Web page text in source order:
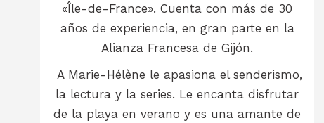
«Île-de-France». Cuenta con más de 30
años de experiencia, en gran parte en la
Alianza Francesa de Gijón.
A Marie-Hélène le apasiona el senderismo,
la lectura y la series. Le encanta disfrutar
de la playa en verano y es una amante de